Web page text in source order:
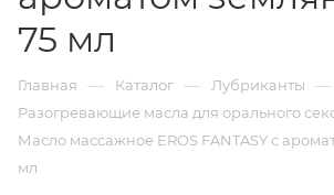
75 мл
Главная — Каталог — Лубриканты —
Разогревающие масла для орального
Масло массажное EROS FANTASY с
мл